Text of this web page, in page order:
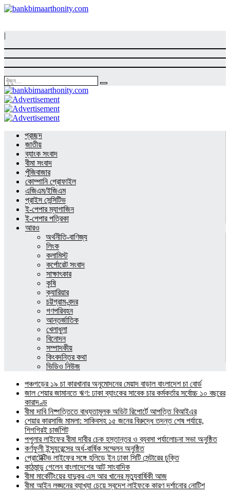
|
প্রচ্ছদ
জাতীয়
ব্যাংক সংবাদ
বীমা সংবাদ
পুঁজিবাজার
কোম্পানি প্রোফাইল
এজিএম/ইজিএম
প্রাইস সেন্সিটিভ
ই-পেপার ম্যাগাজিন
ই-পেপার পত্রিকা
আরও
অর্থনীতি-বাণিজ্য
লিংক
কলামিস্ট
কর্পোরেট সংবাদ
সাক্ষাৎকার
কৃষি
ক্যারিয়ার
চট্টগ্রাম-বন্দর
গণপরিবহন
আন্তর্জাতিক
খেলাধুলা
বিনোদন
সম্পাদকীয়
কিংবদন্তির কথা
ভিডিও নিউজ
পঞ্চগড়ের ১৯ চা কারখানার অনুমোদনের মেয়াদ বাড়াল বাংলাদেশ চা বোর্ড
জাল শেয়ার জামানতে ঋণ: ঢাকা ব্যাংকের সাবেক চার কর্মকর্তার সর্বোচ্চ ১০ বছরের
কারাদণ্ড
বীমা দাবি নিষ্পত্তিতে বাধ্যতামূলক অডিট রিপোর্টে আপত্তি বিআইএর
শেয়ার কারসাজি মামলা: সাকিবসহ ১৫ জনের বিরুদ্ধে তদন্ত শেষ পর্যায়ে,
শিগগিরই চার্জশিট
পপুলার লাইফের বীমা দাবীর চেক হস্তান্তর ও ব্যবসা পর্যালোচনা সভা অনুষ্ঠিত
কর্ণফুলী ইন্স্যুরেন্সের অর্ধ-বার্ষিক সম্মেলন অনুষ্ঠিত
প্রোটেক্টিভ লাইফের সঙ্গে হলিডে ইন ঢাকা সিটি সেন্টারের চুক্তি
কাঠমান্ডু গেলেন বাংলাদেশের আট সাংবাদিক
বীমা মার্কেটিংয়ের যাদুকর এস আর খানের মৃত্যুবার্ষিকী আজ
বীমা আইন লঙ্ঘনের ব্যাখ্যা চেয়ে স্বদেশ লাইফকে কারণ দর্শানোর নোটিশ